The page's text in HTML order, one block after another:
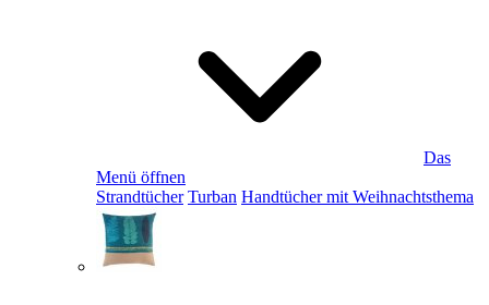
Das
Menü öffnen
Strandtücher Turban Handtücher mit Weihnachtsthema